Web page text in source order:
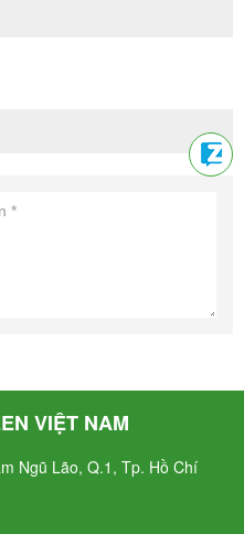
VIỆT NAM
Ngũ Lão, Q.1, Tp. Hồ Chí